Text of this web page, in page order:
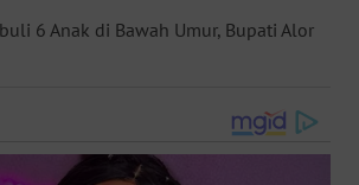
6 Anak di Bawah Umur, Bupati Alor